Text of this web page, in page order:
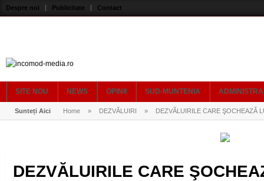
Despre noi Publicitate Contact
SITE NOU NEWS OPINII SUD-MUNTENIA
Sunteți Aici Home » DEZVĂLUIRI » DEZVĂLUIRILE CARE ŞOCHEAZĂ
DEZVĂLUIRILE CARE